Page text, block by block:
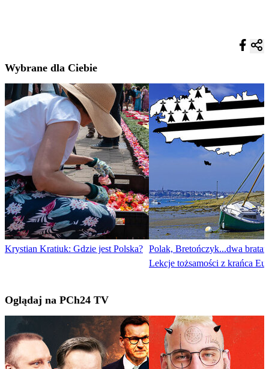
Wybrane dla Ciebie
Krystian Kratiuk: Gdzie jest Polska? Polak, Bretończyk...dwa
Lekcje tożsamości z krańca
Oglądaj na PCh24 TV